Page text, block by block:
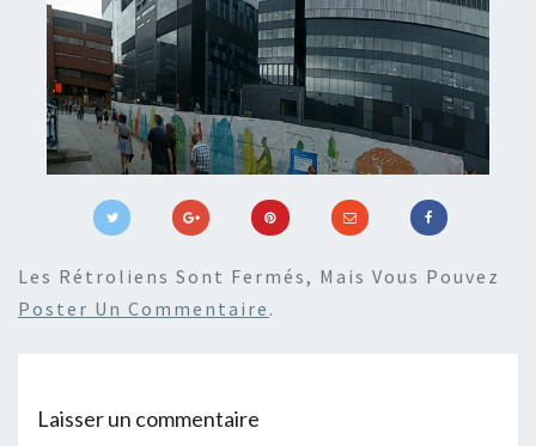
Les Rétroliens Sont Fermés, Mais Vous Pouvez
Poster Un Commentaire .
Laisser un commentaire